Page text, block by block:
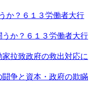
か？６１３労働者大行
か？６１３労働者大行
家拉致政府の救出対応に
争と資本・政府の欺瞞